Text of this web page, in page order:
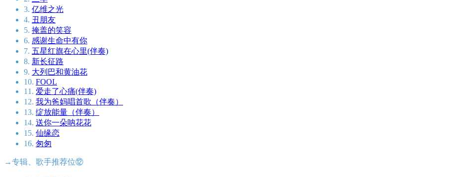
3. 亿维之光
4. 丑朋友
5. 掩盖的笑容
6. 感谢生命中有你
7. 五星红旗在心里(伴奏)
8. 新长征路
9. 大列巴和黄油花
10. FOOL
11. 爱走了心痛(伴奏)
12. 我为爸妈唱首歌（伴奏）
13. 绽放能量（伴奏）
14. 送你一朵呐花花
15. 仙缘恋
16. 匆匆
→专辑、歌手推荐位⑫